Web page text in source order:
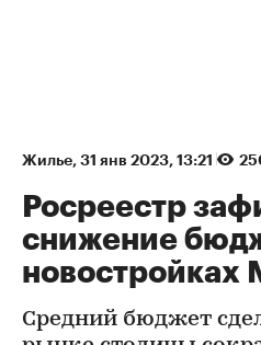
Жилье⁠, 31 янв 2023, 13:21
Росреестр
снижение
новостройках
Средний бюджет